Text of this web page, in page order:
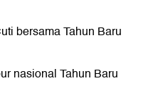
bersama Tahun Baru
nasional Tahun Baru